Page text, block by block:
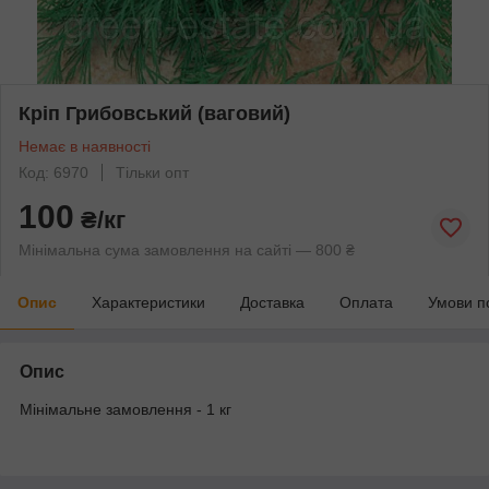
Кріп Грибовський (ваговий)
Немає в наявності
Код: 6970
Тільки опт
100 ₴/кг
Мінімальна сума замовлення на сайті — 800 ₴
Опис Характеристики Доставка Оплата Умови
Опис
Мінімальне замовлення - 1 кг